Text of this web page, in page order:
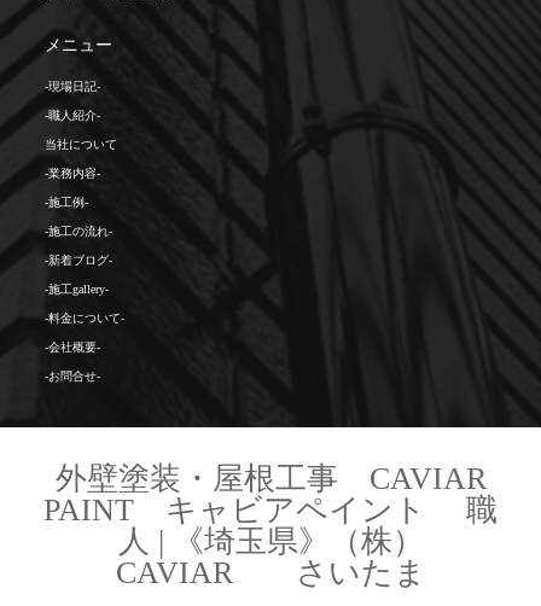
メニュー
-現場日記-
-職人紹介-
当社について
-業務内容-
-施工例-
-施工の流れ-
-新着ブログ-
-施工gallery-
-料金について-
-会社概要-
-お問合せ-
外壁塗装・屋根工事 CAVIAR
PAINT キャビアペイント 職
人 | 《埼玉県》（株）
CAVIAR さいたま